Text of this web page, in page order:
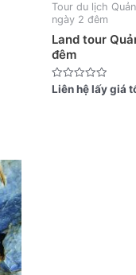
Tour du lịch
ngày 2 đêm
Land tour
đêm
Được
Liên hệ lấy giá